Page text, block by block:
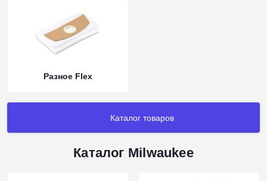
Разное Flex
Каталог товаров
Каталог Milwaukee